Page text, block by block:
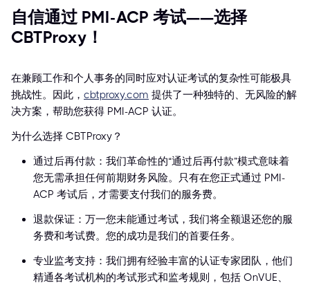
自信通过 PMI-ACP 考试——选择
CBTProxy！
在兼顾工作和个人事务的同时应对认证考试的复杂性可能极具
挑战性。因此， cbtproxy.com 提供了一种独特的、无风险的解
决方案，帮助您获得 PMI-ACP 认证。
为什么选择 CBTProxy？
通过后再付款：我们革命性的“通过后再付款”模式意味着
您无需承担任何前期财务风险。只有在您正式通过 PMI-
ACP 考试后，才需要支付我们的服务费。
退款保证：万一您未能通过考试，我们将全额退还您的服
务费和考试费。您的成功是我们的首要任务。
专业监考支持：我们拥有经验丰富的认证专家团队，他们
精通各考试机构的考试形式和监考规则，包括 OnVUE、